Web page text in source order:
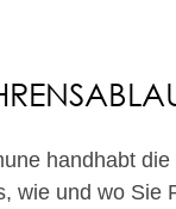
handhabt
wie und wo Sie